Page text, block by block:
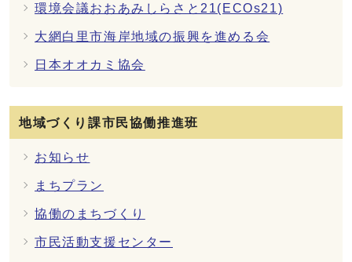
環境会議おおあみしらさと21(ECOs21)
大網白里市海岸地域の振興を進める会
日本オオカミ協会
地域づくり課市民協働推進班
お知らせ
まちプラン
協働のまちづくり
市民活動支援センター